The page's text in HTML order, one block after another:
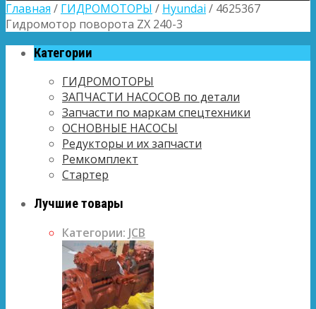
Главная / ГИДРОМОТОРЫ / Hyundai / 4625367
Гидромотор поворота ZX 240-3
Категории
ГИДРОМОТОРЫ
ЗАПЧАСТИ НАСОСОВ по детали
Запчасти по маркам спецтехники
ОСНОВНЫЕ НАСОСЫ
Редукторы и их запчасти
Ремкомплект
Стартер
Лучшие товары
Категории: JCB